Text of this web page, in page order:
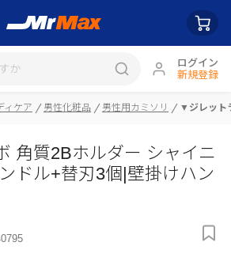
ログイン
新規登録
ィケア 男性化粧品 男性用カミソリ ▼ジレット
角質2Bホルダー シャイニ
ドル+替刃3個|壁掛けハン